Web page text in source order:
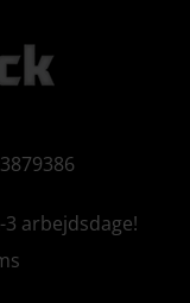
arbejdsdage!